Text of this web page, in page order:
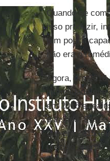
Quando se
isso produzir,
tem pouca
não era o
Agora, em
intensidade
em 2016 e
passado.
que em 2015,
preciso apertar